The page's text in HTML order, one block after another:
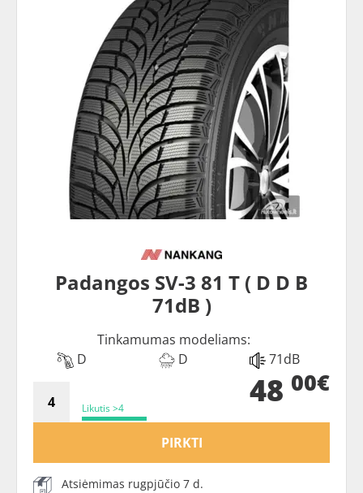
Padangos SV-3 81 T ( D D B
71dB )
Tinkamumas modeliams:
D
D 71dB
Likutis >4 48 00€
PIRKTI
Atsiėmimas rugpjūčio 7 d.